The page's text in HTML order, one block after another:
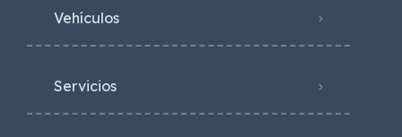
Vehículos
Servicios